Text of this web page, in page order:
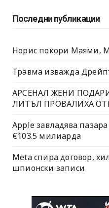
Последни публикации
Норис покори Маями,
Травма изважда
АРСЕНАЛ ЖЕНИ
ЛИТЪЛ ПРОВАЛИХА
Apple завладява
€103.5 милиарда
Meta спира договор,
шпионски записи